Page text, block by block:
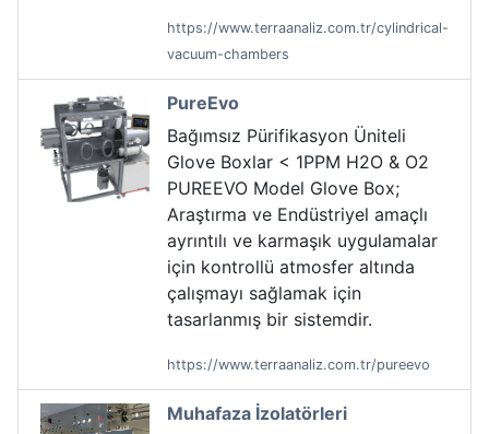
https://www.terraanaliz.com.tr/cylindrical-
vacuum-chambers
PureEvo
Bağımsız Pürifikasyon Üniteli
Glove Boxlar < 1PPM H2O & O2
PUREEVO Model Glove Box;
Araştırma ve Endüstriyel amaçlı
ayrıntılı ve karmaşık uygulamalar
için kontrollü atmosfer altında
çalışmayı sağlamak için
tasarlanmış bir sistemdir.
https://www.terraanaliz.com.tr/pureevo
Muhafaza İzolatörleri